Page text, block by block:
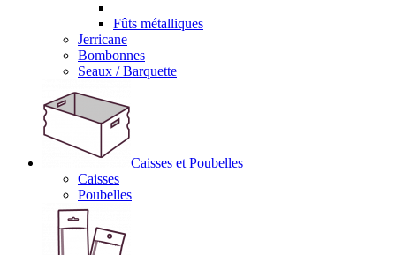
Fûts métalliques
Jerricane
Bombonnes
Seaux / Barquette
Caisses et Poubelles
Caisses
Poubelles